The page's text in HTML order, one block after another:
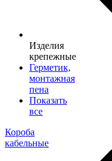
Изделия
крепежные
Герметик,
монтажная
пена
Показать
все
Короба
кабельные